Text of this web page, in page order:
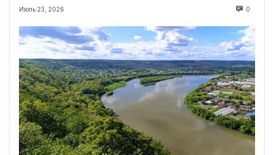
Июль 23, 2026 0